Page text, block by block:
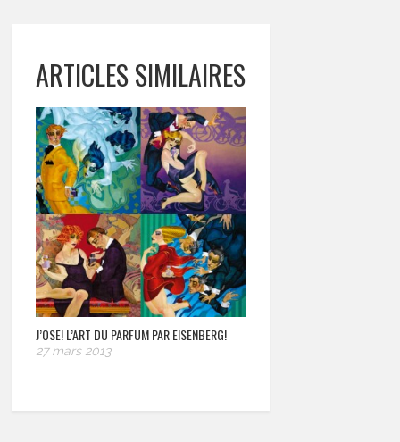
ARTICLES SIMILAIRES
J’OSE! L’ART DU PARFUM PAR EISENBERG!
27 mars 2013